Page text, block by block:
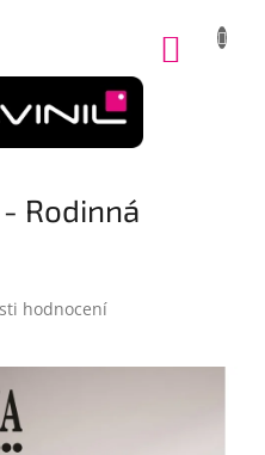
Rodinná
hodnocení